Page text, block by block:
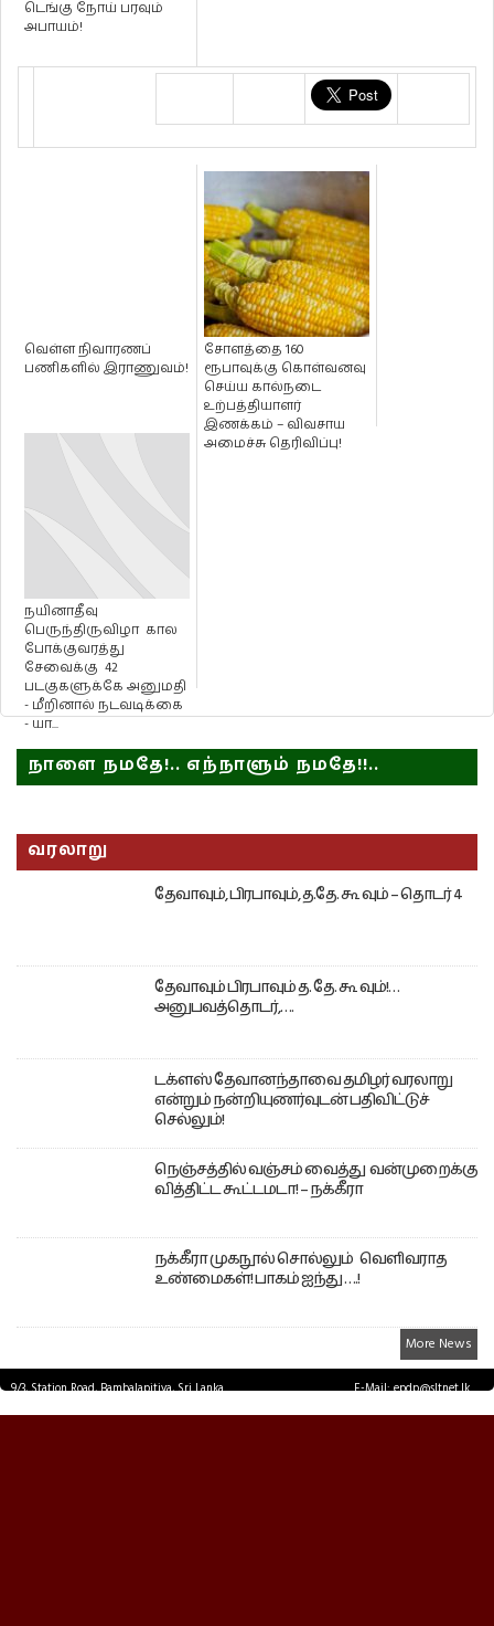
டெங்கு நோய் பரவும்
அபாயம்!
வெள்ள நிவாரணப்
பணிகளில் இராணுவம்!
சோளத்தை 160
ரூபாவுக்கு கொள்வனவு
செய்ய கால்நடை
உற்பத்தியாளர்
இணக்கம் – விவசாய
அமைச்சு தெரிவிப்பு!
நயினாதீவு
பெருந்திருவிழா கால
போக்குவரத்து
சேவைக்கு 42
படகுகளுக்கே அனுமதி
- மீறினால் நடவடிக்கை
- யா...
நாளை நமதே!.. எந்நாளும் நமதே!!..
வரலாறு
தேவாவும், பிரபாவும், த.தே. கூ வும் – தொடர் 4
தேவாவும் பிரபாவும் த. தே. கூ வும்!…
அனுபவத்தொடர்,….
டக்ளஸ் தேவானந்தாவை தமிழர் வரலாறு
என்றும் நன்றியுணர்வுடன் பதிவிட்டுச்
செல்லும்!
நெஞ்சத்தில் வஞ்சம் வைத்து வன்முறைக்கு
வித்திட்ட கூட்டமடா! – நக்கீரா
நக்கீரா முகநூல் சொல்லும் வெளிவராத
உண்மைகள்! பாகம் ஐந்து ….!
More News
9/3, Station Road, Bambalapitiya, Sri Lanka.
E-Mail: epdp@sltnet.lk